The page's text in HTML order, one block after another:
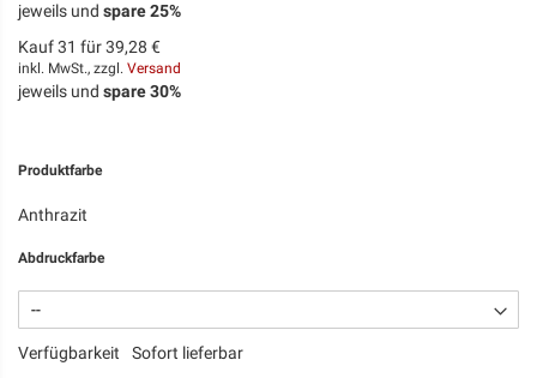
jeweils und spare25%
Kauf 31 für39,28 €
inkl. MwSt., zzgl. Versand
jeweils und spare30%
Produktfarbe
Anthrazit
Abdruckfarbe
Verfügbarkeit Sofort lieferbar